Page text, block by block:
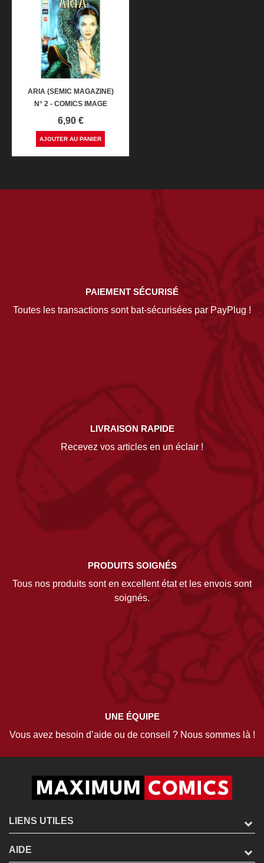
ARIA (SEMIC MAGAZINE)
N° 2 - COMICS IMAGE
Prix
6,90 €
AJOUTER AU PANIER
PAIEMENT SÉCURISÉ
Toutes les transactions sont bat-sécurisées par PayPlug !
LIVRAISON RAPIDE
Recevez vos articles en un éclair !
PRODUITS SOIGNÉS
Tous nos produits sont en excellent état et les envois sont
soignés.
UNE ÉQUIPE
Vous avez besoin d’aide ou de conseil ? Nous sommes là !
LIENS UTILES
AIDE